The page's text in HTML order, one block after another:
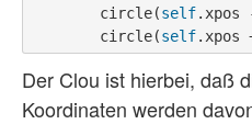
        circle(
self.xpos
        circle(
self.xpos
Der Clou ist hierbei, daß
Koordinaten werden